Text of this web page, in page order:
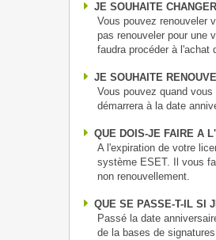
JE SOUHAITE
Vous pouvez renouveler
pas renouveler pour une
faudra procéder à l'achat
JE SOUHAITE
Vous pouvez quand
démarrera à la date
QUE DOIS-JE FAIRE A
A l'expiration de votre
système ESET. Il vous
non renouvellement.
QUE SE PASSE-T-IL SI
Passé la date
de la bases de